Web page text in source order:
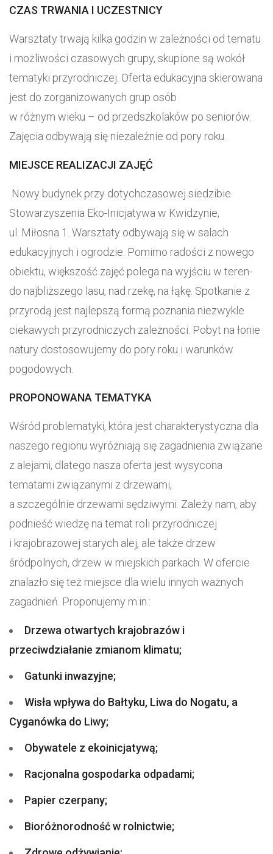
CZAS TRWANIA I UCZESTNICY
Warsztaty trwają kilka godzin w zależności od tematu
i możliwości czasowych grupy, skupione są wokół
tematyki przyrodniczej. Oferta edukacyjna skierowana
jest do zorganizowanych grup osób
w różnym wieku – od przedszkolaków po seniorów.
Zajęcia odbywają się niezależnie od pory roku.
MIEJSCE REALIZACJI ZAJĘĆ
Nowy budynek przy dotychczasowej siedzibie
Stowarzyszenia Eko-Inicjatywa w Kwidzynie,
ul. Miłosna 1. Warsztaty odbywają się w salach
edukacyjnych i ogrodzie. Pomimo radości z nowego
obiektu, większość zajęć polega na wyjściu w teren-
do najbliższego lasu, nad rzekę, na łąkę. Spotkanie z
przyrodą jest najlepszą formą poznania niezwykle
ciekawych przyrodniczych zależności. Pobyt na łonie
natury dostosowujemy do pory roku i warunków
pogodowych.
PROPONOWANA TEMATYKA
Wśród problematyki, która jest charakterystyczna dla
naszego regionu wyróżniają się zagadnienia związane
z alejami, dlatego nasza oferta jest wysycona
tematami związanymi z drzewami,
a szczególnie drzewami sędziwymi. Zależy nam, aby
podnieść wiedzę na temat roli przyrodniczej
i krajobrazowej starych alej, ale także drzew
śródpolnych, drzew w miejskich parkach. W ofercie
znalazło się też miejsce dla wielu innych ważnych
zagadnień. Proponujemy m.in.:
Drzewa otwartych krajobrazów i
przeciwdziałanie zmianom klimatu;
Gatunki inwazyjne;
Wisła wpływa do Bałtyku, Liwa do Nogatu, a
Cyganówka do Liwy;
Obywatele z ekoinicjatywą;
Racjonalna gospodarka odpadami;
Papier czerpany;
Bioróżnorodność w rolnictwie;